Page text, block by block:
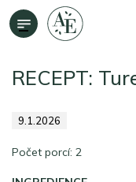
Přejít
na
RECEPT:
9.1.2026
Počet porcí: 2